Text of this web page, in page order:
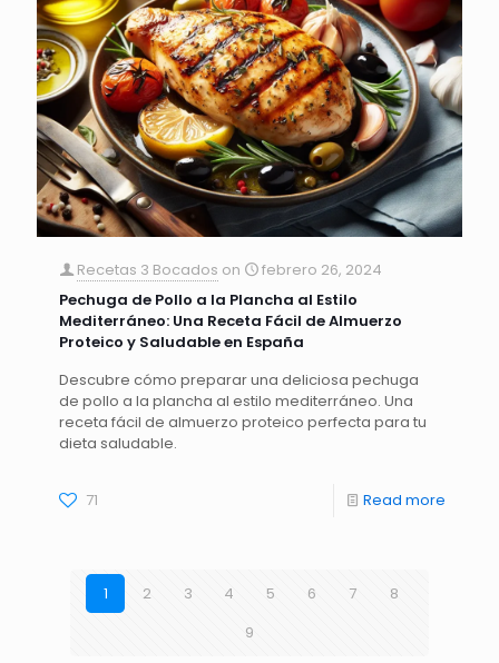
Recetas 3 Bocados on
febrero 26, 2024
Pechuga de Pollo a la Plancha al Estilo
Mediterráneo: Una Receta Fácil de Almuerzo
Proteico y Saludable en España
Descubre cómo preparar una deliciosa pechuga
de pollo a la plancha al estilo mediterráneo. Una
receta fácil de almuerzo proteico perfecta para tu
dieta saludable.
71 Read more
1 2 3 4 5 6 7
8
9